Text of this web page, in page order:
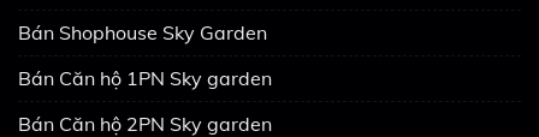
Bán Shophouse Sky Garden
Bán Căn hộ 1PN Sky garden
Bán Căn hộ 2PN Sky garden